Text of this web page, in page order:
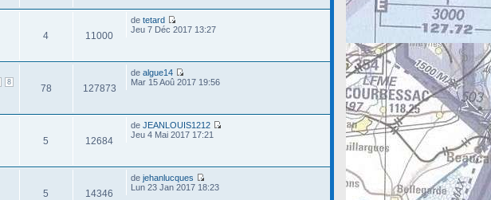
4 11000
de tetard
Jeu 7 Déc 2017 13:27
8
78 127873
de algue14
Mar 15 Aoû 2017 19:56
5 12684
de JEANLOUIS1212
Jeu 4 Mai 2017 17:21
5 14346
de jehanlucques
Lun 23 Jan 2017 18:23